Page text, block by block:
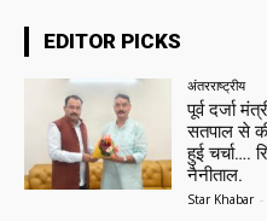
EDITOR PICKS
अंतरराष्ट्रीय
पूर्व दर्जा
सतपाल से
हुई चर्चा….
नैनीताल.
Star Khabar -